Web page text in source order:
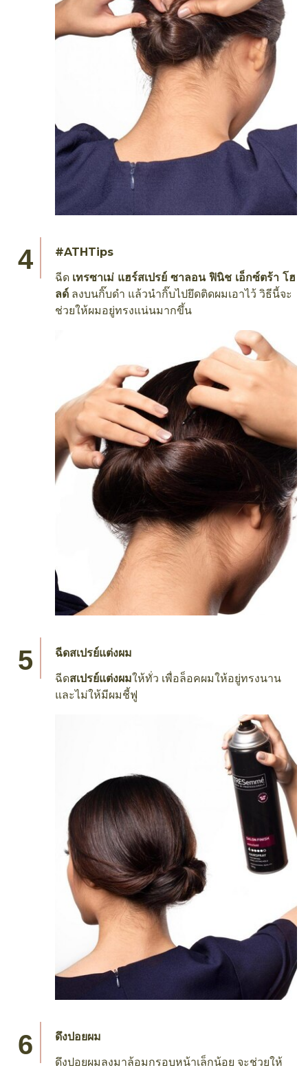
#ATHTips
ฉีด เทรซาเม่ แฮร์สเปรย์ ซาลอน ฟินิช เอ็กซ์ตร้า โฮ
ลด์ ลงบนกิ๊บดำ แล้วนำกิ๊บไปยึดติดผมเอาไว้ วิธีนี้จะ
ช่วยให้ผมอยู่ทรงแน่นมากขึ้น
ฉีดสเปรย์แต่งผม
ฉีดสเปรย์แต่งผมให้ทั่ว เพื่อล็อคผมให้อยู่ทรงนาน
และไม่ให้มีผมชี้ฟู
ดึงปอยผม
ดึงปอยผมลงมาล้อมกรอบหน้าเล็กน้อย จะช่วยให้